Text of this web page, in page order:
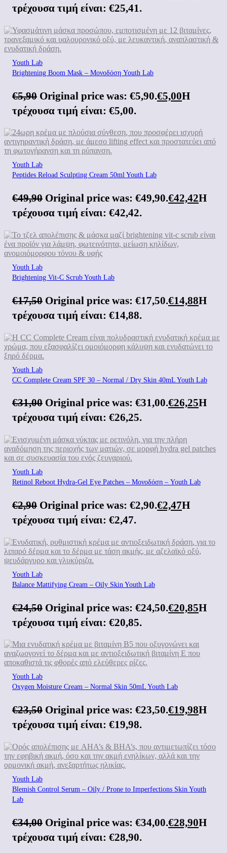
τρέχουσα τιμή είναι: €25,41.
Youth Lab
Brightening Boom Mask – Μονοδόση Youth Lab
€5,90 Original price was: €5,90.€5,00Η
τρέχουσα τιμή είναι: €5,00.
Youth Lab
Peptides Reload Sculpting Cream 50ml Youth Lab
€49,90 Original price was: €49,90.€42,42Η
τρέχουσα τιμή είναι: €42,42.
Youth Lab
Brightening Vit-C Scrub Youth Lab
€17,50 Original price was: €17,50.€14,88Η
τρέχουσα τιμή είναι: €14,88.
Youth Lab
CC Complete Cream SPF 30 – Normal / Dry Skin 40mL Youth Lab
€31,00 Original price was: €31,00.€26,25Η
τρέχουσα τιμή είναι: €26,25.
Youth Lab
Retinol Reboot Hydra-Gel Eye Patches – Μονοδόση – Youth Lab
€2,90 Original price was: €2,90.€2,47Η
τρέχουσα τιμή είναι: €2,47.
Youth Lab
Balance Mattifying Cream – Oily Skin Youth Lab
€24,50 Original price was: €24,50.€20,85Η
τρέχουσα τιμή είναι: €20,85.
Youth Lab
Oxygen Moisture Cream – Normal Skin 50mL Youth Lab
€23,50 Original price was: €23,50.€19,98Η
τρέχουσα τιμή είναι: €19,98.
Youth Lab
Blemish Control Serum – Oily / Prone to Imperfections Skin Youth
Lab
€34,00 Original price was: €34,00.€28,90Η
τρέχουσα τιμή είναι: €28,90.